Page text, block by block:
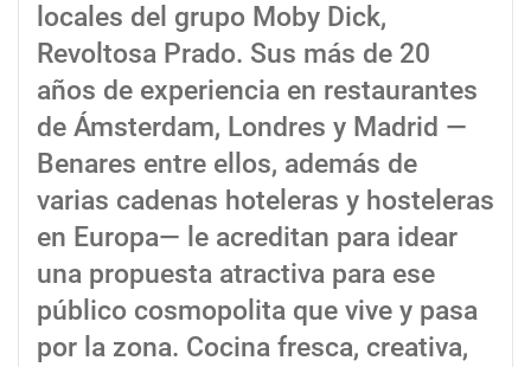
locales del grupo Moby Dick,
Revoltosa Prado. Sus más de 20
años de experiencia en restaurantes
de Ámsterdam, Londres y Madrid —
Benares entre ellos, además de
varias cadenas hoteleras y hosteleras
en Europa— le acreditan para idear
una propuesta atractiva para ese
público cosmopolita que vive y pasa
por la zona. Cocina fresca, creativa,